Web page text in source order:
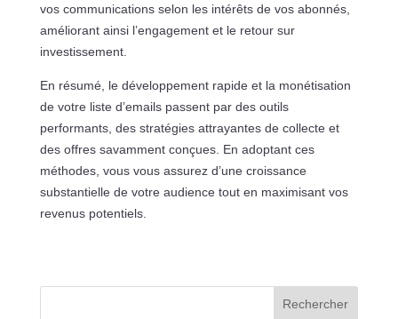
vos communications selon les intérêts de vos abonnés,
améliorant ainsi l’engagement et le retour sur
investissement.
En résumé, le développement rapide et la monétisation
de votre liste d’emails passent par des outils
performants, des stratégies attrayantes de collecte et
des offres savamment conçues. En adoptant ces
méthodes, vous vous assurez d’une croissance
substantielle de votre audience tout en maximisant vos
revenus potentiels.
Rechercher